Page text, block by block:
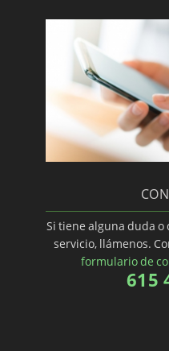
Si tiene alguna duda
servicio, llámenos.
formulario de
615